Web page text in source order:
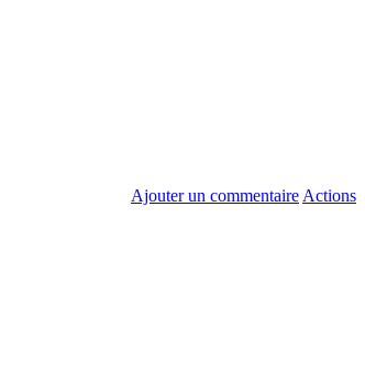
Ajouter un commentaire Actions